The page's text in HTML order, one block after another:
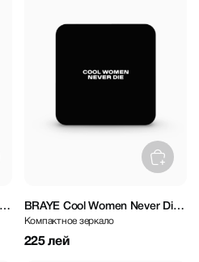
BRAYE Cool Women Never Die
Mirror
Компактное зеркало
225 лей